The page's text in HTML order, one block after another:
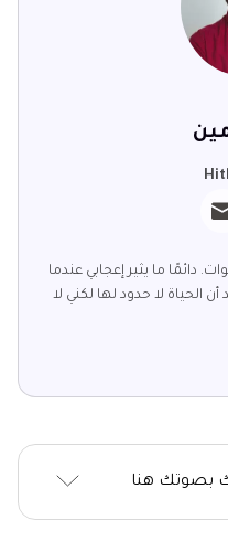
ما يثير إعجابي عندما
الحياة لا حدود لها لكني لا
بصوتك هنا